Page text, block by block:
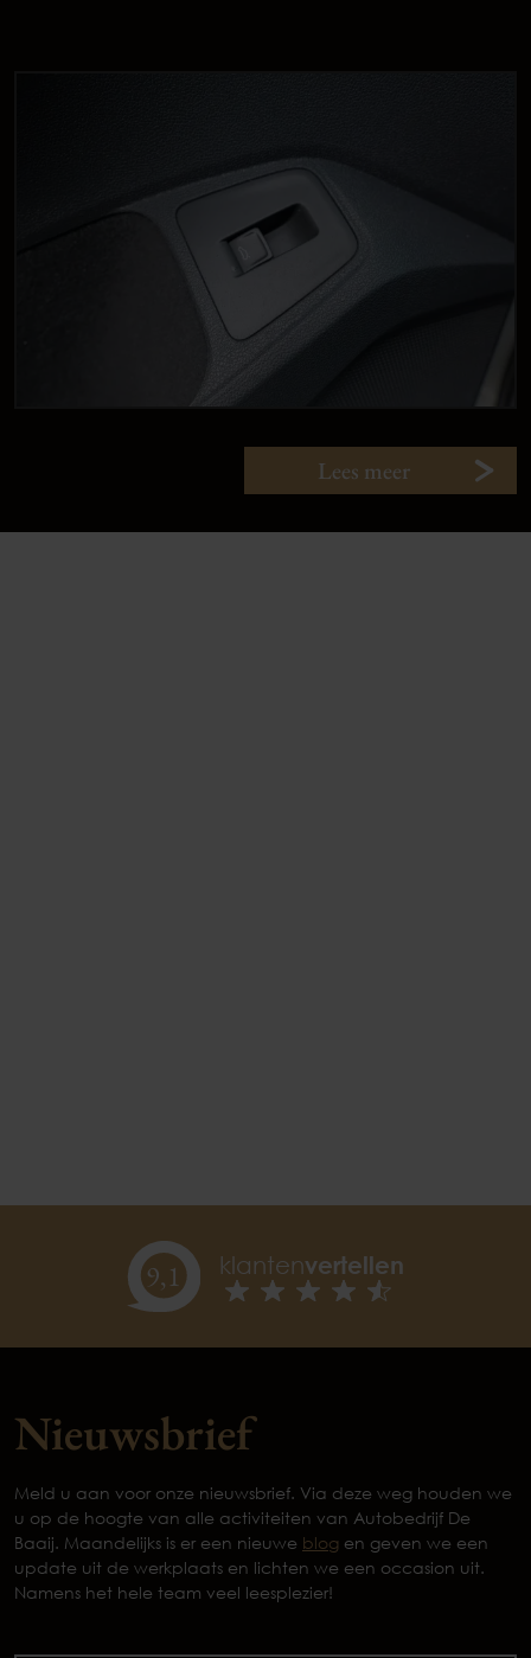
Lees meer
9,1 klantenvertellen
Nieuwsbrief
Meld u aan voor onze nieuwsbrief. Via deze weg houden we
u op de hoogte van alle activiteiten van Autobedrijf De
Baaij. Maandelijks is er een nieuwe blog en geven we een
update uit de werkplaats en lichten we een occasion uit.
Namens het hele team veel leesplezier!